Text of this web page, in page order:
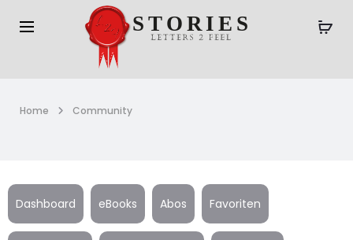
Home Community
Dashboard eBooks Abos Favoriten